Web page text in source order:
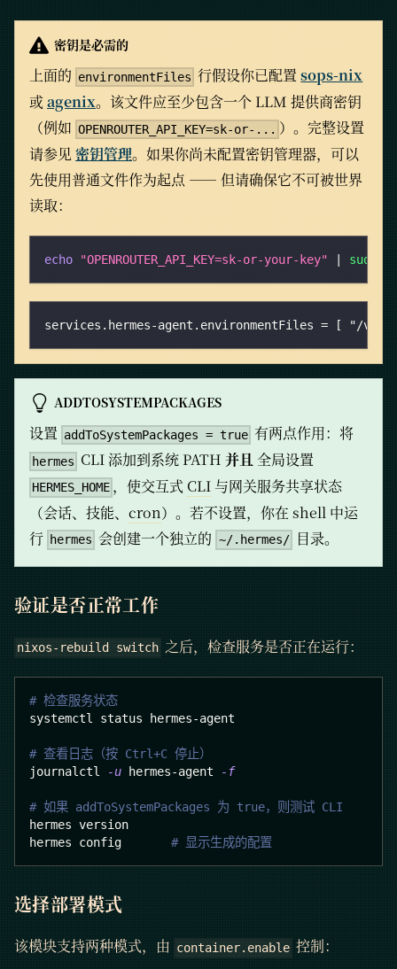
密钥是必需的
上面的 environmentFiles 行假设你已配置sops-nix
或 agenix。该文件应至少包含一个 LLM 提供商密钥
（例如 OPENROUTER_API_KEY=sk-or-... ）。完整设置
请参见 密钥管理。如果你尚未配置密钥管理器，可以
先使用普通文件作为起点 —— 但请确保它不可被世界
读取：
echo "OPENROUTER_API_KEY=sk-or-your-key" sudo
services.hermes-agent.environmentFiles = [ "/
ADDTOSYSTEMPACKAGES
设置 addToSystemPackages = true 有两点作用：将
hermes CLI 添加到系统 PATH并且 全局设置
HERMES_HOME ，使交互式 CLI与网关服务共享状态
（会话、技能、 cron）。若不设置，你在 shell 中运
行 hermes 会创建一个独立的 ~/.hermes/ 目录。
验证是否正常工作
nixos-rebuild switch 之后，检查服务是否正在运行：
# 检查服务状态
systemctl status hermes-agent
# 查看日志（按 Ctrl+C 停止）
journalctl
-u hermes-agent -f
# 如果 addToSystemPackages 为 true，则测试 CLI
hermes version
hermes config # 显示生成的配置
选择部署模式
该模块支持两种模式，由 container.enable 控制：